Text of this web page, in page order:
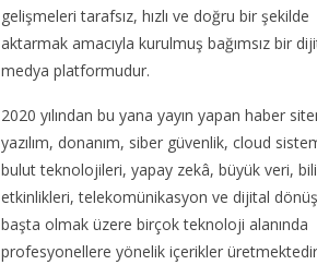
gelişmeleri tarafsız, hızlı ve doğru bir şekilde
aktarmak amacıyla kurulmuş bağımsız bir
medya platformudur.
2020 yılından bu yana yayın yapan haber
yazılım, donanım, siber güvenlik, cloud
bulut teknolojileri, yapay zekâ, büyük veri,
etkinlikleri, telekomünikasyon ve dijital
başta olmak üzere birçok teknoloji alanında
profesyonellere yönelik içerikler